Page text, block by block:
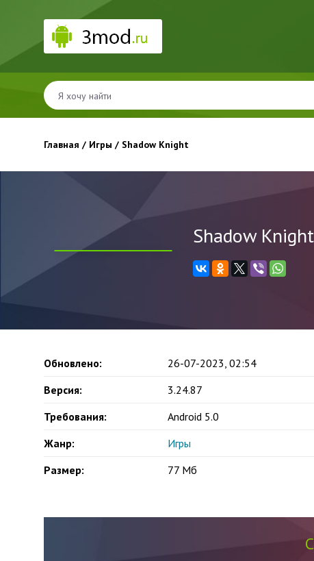
Главная / Игры / Shadow Knight
Shadow Knight
Обновлено:
26-07-2023, 02:54
Версия:
3.24.87
Требования:
Android 5.0
Жанр:
Игры
Размер:
77 Мб